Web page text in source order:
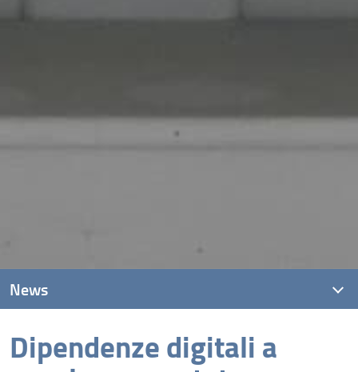
Dipendenze digitali a
News
News recenti